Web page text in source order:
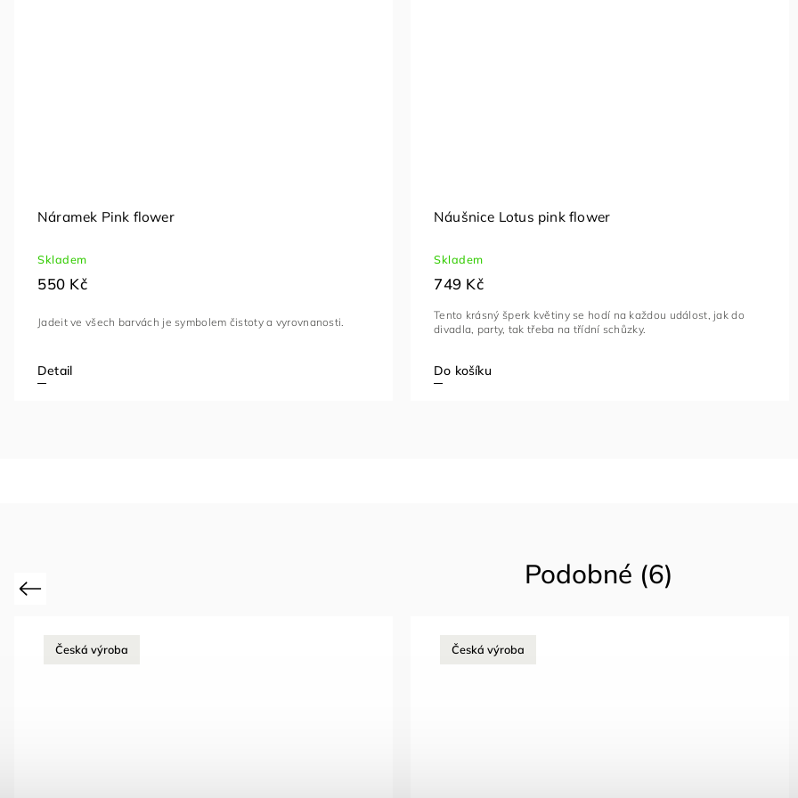
Náramek Pink flower
Skladem
550 Kč
Detail
Jadeit ve všech barvách je symbolem čistoty a vyrovnanosti.
Náušnice Lotus pink flower
Skladem
749 Kč
Do košíku
Tento krásný šperk květiny se hodí na každou událost, jak do
divadla, party, tak třeba na třídní schůzky.
Podobné (6)
Previous
Česká výroba Česká výroba